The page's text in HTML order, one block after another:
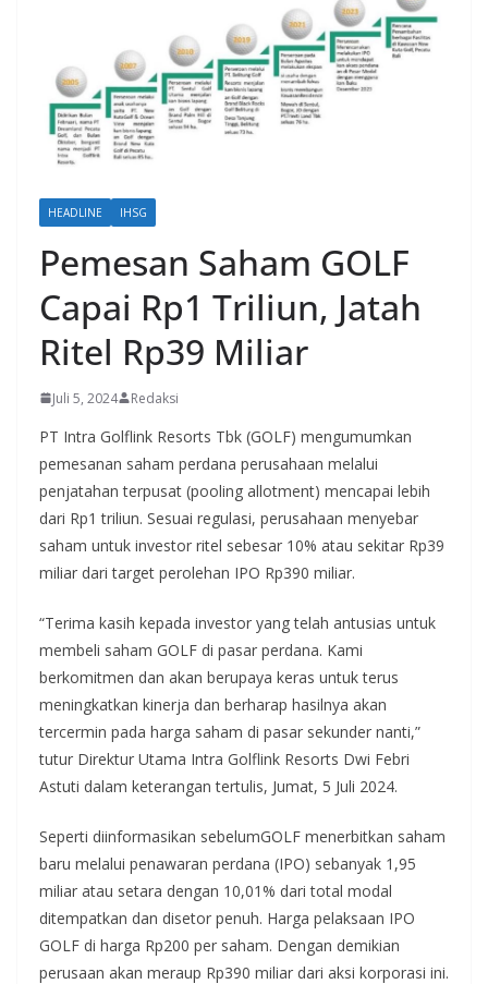
HEADLINE IHSG
Pemesan Saham GOLF
Capai Rp1 Triliun, Jatah
Ritel Rp39 Miliar
Juli 5, 2024 Redaksi
PT Intra Golflink Resorts Tbk (GOLF) mengumumkan
pemesanan saham perdana perusahaan melalui
penjatahan terpusat (pooling allotment) mencapai lebih
dari Rp1 triliun. Sesuai regulasi, perusahaan menyebar
saham untuk investor ritel sebesar 10% atau sekitar Rp39
miliar dari target perolehan IPO Rp390 miliar.
“Terima kasih kepada investor yang telah antusias untuk
membeli saham GOLF di pasar perdana. Kami
berkomitmen dan akan berupaya keras untuk terus
meningkatkan kinerja dan berharap hasilnya akan
tercermin pada harga saham di pasar sekunder nanti,”
tutur Direktur Utama Intra Golflink Resorts Dwi Febri
Astuti dalam keterangan tertulis, Jumat, 5 Juli 2024.
Seperti diinformasikan sebelumGOLF menerbitkan saham
baru melalui penawaran perdana (IPO) sebanyak 1,95
miliar atau setara dengan 10,01% dari total modal
ditempatkan dan disetor penuh. Harga pelaksaan IPO
GOLF di harga Rp200 per saham. Dengan demikian
perusaan akan meraup Rp390 miliar dari aksi korporasi ini.